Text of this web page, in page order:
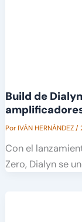
Build de
PorIVÁN HERNÁNDEZ/
Con el
Zero, Dialyn se